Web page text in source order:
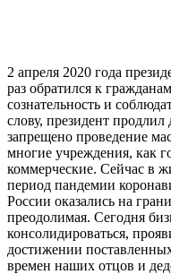
2 апреля 2020 года
раз обратился к
сознательность и
слову, президент
запрещено проведение
многие учреждения, как
коммерческие. Сейчас в
период пандемии
России оказались на
преодолимая. Сегодня
консолидироваться,
достижении
времен наших отцов и